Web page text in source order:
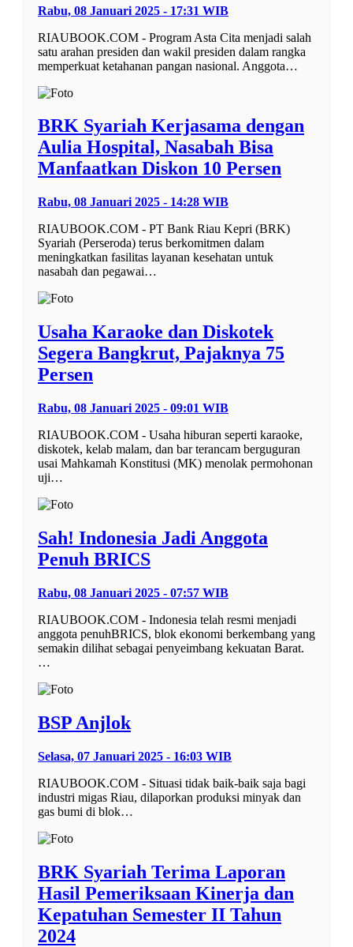
Rabu, 08 Januari 2025 - 17:31 WIB
RIAUBOOK.COM - Program Asta Cita menjadi salah
satu arahan presiden dan wakil presiden dalam rangka
memperkuat ketahanan pangan nasional. Anggota…
BRK Syariah Kerjasama dengan
Aulia Hospital, Nasabah Bisa
Manfaatkan Diskon 10 Persen
Rabu, 08 Januari 2025 - 14:28 WIB
RIAUBOOK.COM - PT Bank Riau Kepri (BRK)
Syariah (Perseroda) terus berkomitmen dalam
meningkatkan fasilitas layanan kesehatan untuk
nasabah dan pegawai…
Usaha Karaoke dan Diskotek
Segera Bangkrut, Pajaknya 75
Persen
Rabu, 08 Januari 2025 - 09:01 WIB
RIAUBOOK.COM - Usaha hiburan seperti karaoke,
diskotek, kelab malam, dan bar terancam berguguran
usai Mahkamah Konstitusi (MK) menolak permohonan
uji…
Sah! Indonesia Jadi Anggota
Penuh BRICS
Rabu, 08 Januari 2025 - 07:57 WIB
RIAUBOOK.COM - Indonesia telah resmi menjadi
anggota penuhBRICS, blok ekonomi berkembang yang
semakin dilihat sebagai penyeimbang kekuatan Barat.
…
BSP Anjlok
Selasa, 07 Januari 2025 - 16:03 WIB
RIAUBOOK.COM - Situasi tidak baik-baik saja bagi
industri migas Riau, dilaporkan produksi minyak dan
gas bumi di blok…
BRK Syariah Terima Laporan
Hasil Pemeriksaan Kinerja dan
Kepatuhan Semester II Tahun
2024